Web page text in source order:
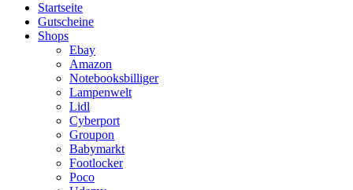
Startseite
Gutscheine
Shops
Ebay
Amazon
Notebooksbilliger
Lampenwelt
Lidl
Cyberport
Groupon
Babymarkt
Footlocker
Poco